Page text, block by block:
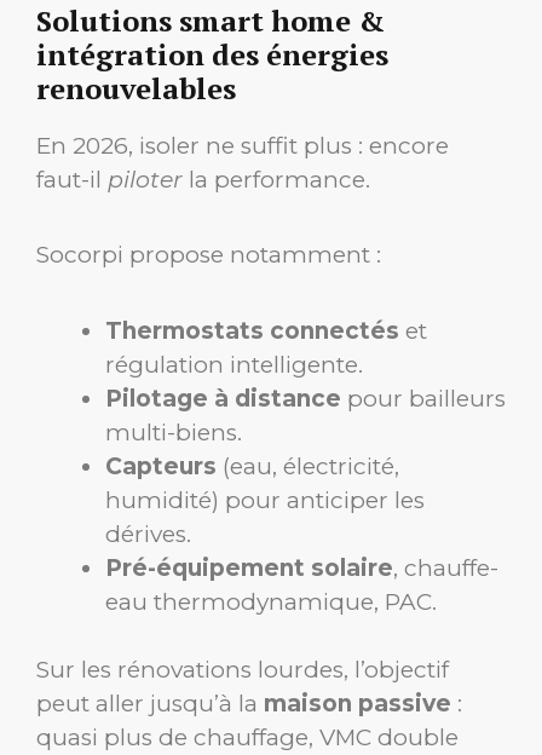
Solutions smart home &
intégration des énergies
renouvelables
En 2026, isoler ne suffit plus : encore
faut-il piloter la performance.
Socorpi propose notamment :
Thermostats connectés et
régulation intelligente.
Pilotage à distance pour bailleurs
multi-biens.
Capteurs (eau, électricité,
humidité) pour anticiper les
dérives.
Pré-équipement solaire, chauffe-
eau thermodynamique, PAC.
Sur les rénovations lourdes, l’objectif
peut aller jusqu’à la maison passive :
quasi plus de chauffage, VMC double